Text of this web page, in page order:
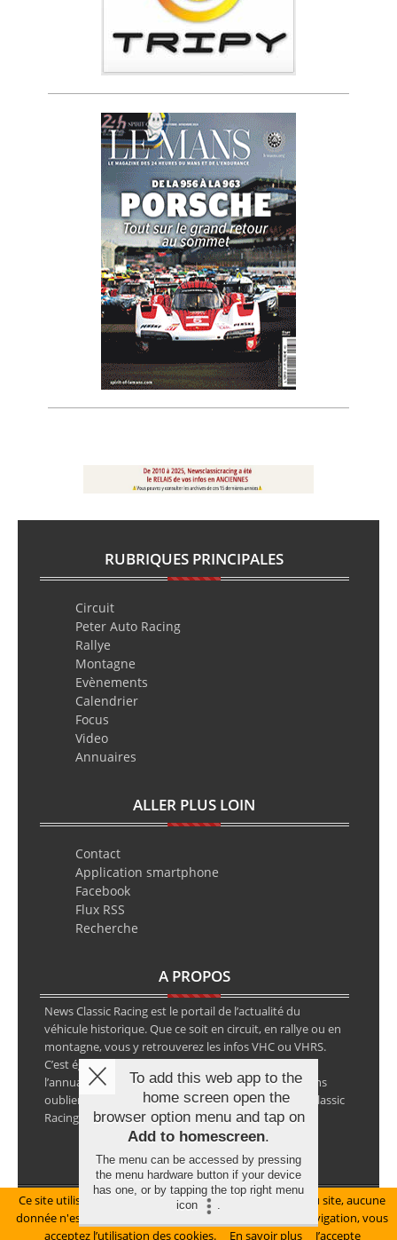
RUBRIQUES PRINCIPALES
Circuit
Peter Auto Racing
Rallye
Montagne
Evènements
Calendrier
Focus
Video
Annuaires
ALLER PLUS LOIN
Contact
Application smartphone
Facebook
Flux RSS
Recherche
A PROPOS
News Classic Racing est le portail de l’actualité du
véhicule historique. Que ce soit en circuit, en rallye ou en
montagne, vous y retrouverez les infos VHC ou VHRS.
C’est également le calendrier des épreuves ainsi que
l’annuaire des spécialistes de la voiture ancienne, sans
oublier les petites annonces avec notre partenaire Classic
Racing Annonces.
Mentions légales
© Copyright 2026 NewsClassicRacing, tous droits réservés
Ce site utilise des cookies pour le bon fonctionnement du site, aucune
donnée n'est collectée à ce titre. En poursuivant votre navigation, vous
acceptez l’utilisation des cookies.
En savoir plus J’accepte
To add this web app to the
home screen open the
browser option menu and tap on
Add to homescreen.
The menu can be accessed by pressing
the menu hardware button if your device
has one, or by tapping the top right menu
icon
.